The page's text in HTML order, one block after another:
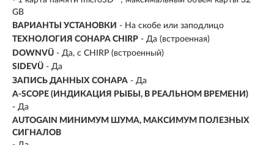
GB
ВАРИАНТЫ УСТАНОВКИ - На скобе или заподлицо
ТЕХНОЛОГИЯ СОНАРА CHIRP - Да (встроенная)
DOWNVÜ - Да, с CHIRP (встроенный)
SIDEVÜ - Да
ЗАПИСЬ ДАННЫХ СОНАРА - Да
A-SCOPE (ИНДИКАЦИЯ РЫБЫ, В РЕАЛЬНОМ ВРЕМЕНИ)
- Да
AUTOGAIN МИНИМУМ ШУМА, МАКСИМУМ ПОЛЕЗНЫХ
СИГНАЛОВ